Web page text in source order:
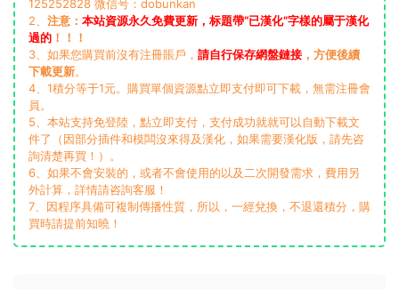
125252828 微信号：dobunkan
2、 注意： 本站資源永久免費更新，标題帶“已漢化”字樣的屬于漢化
過的 ！！！
3、如果您購買前沒有注冊賬戶， 請自行保存網盤鏈接 ，方便後續
下載更新。
4、1積分等于1元。購買單個資源點立即支付即可下載，無需注冊會
員。
5、本站支持免登陸，點立即支付，支付成功就就可以自動下載文
件了（因部分插件和模闆沒來得及漢化，如果需要漢化版，請先咨
詢清楚再買！）。
6、如果不會安裝的，或者不會使用的以及二次開發需求，費用另
外計算，詳情請咨詢客服！
7、因程序具備可複制傳播性質，所以，一經兌換，不退還積分，購
買時請提前知曉！